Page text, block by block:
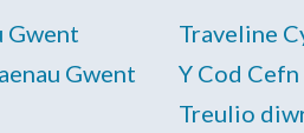
Gwent
Gwent
Traveline
Y Cod
Treulio